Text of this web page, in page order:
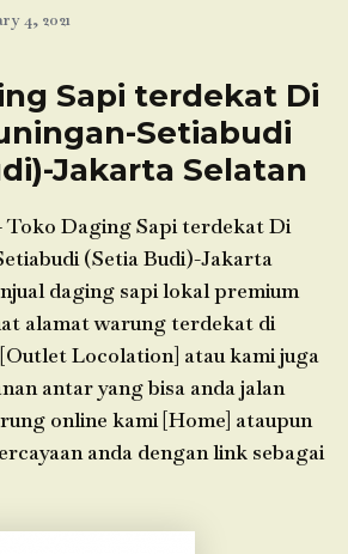
4, 2021
Sapi terdekat Di
Setiabudi
Jakarta Selatan
Toko Daging Sapi terdekat Di
(Setia Budi)-Jakarta
daging sapi lokal premium
alamat warung terdekat di
Locolation] atau kami juga
antar yang bisa anda jalan
online kami [Home] ataupun
anda dengan link sebagai